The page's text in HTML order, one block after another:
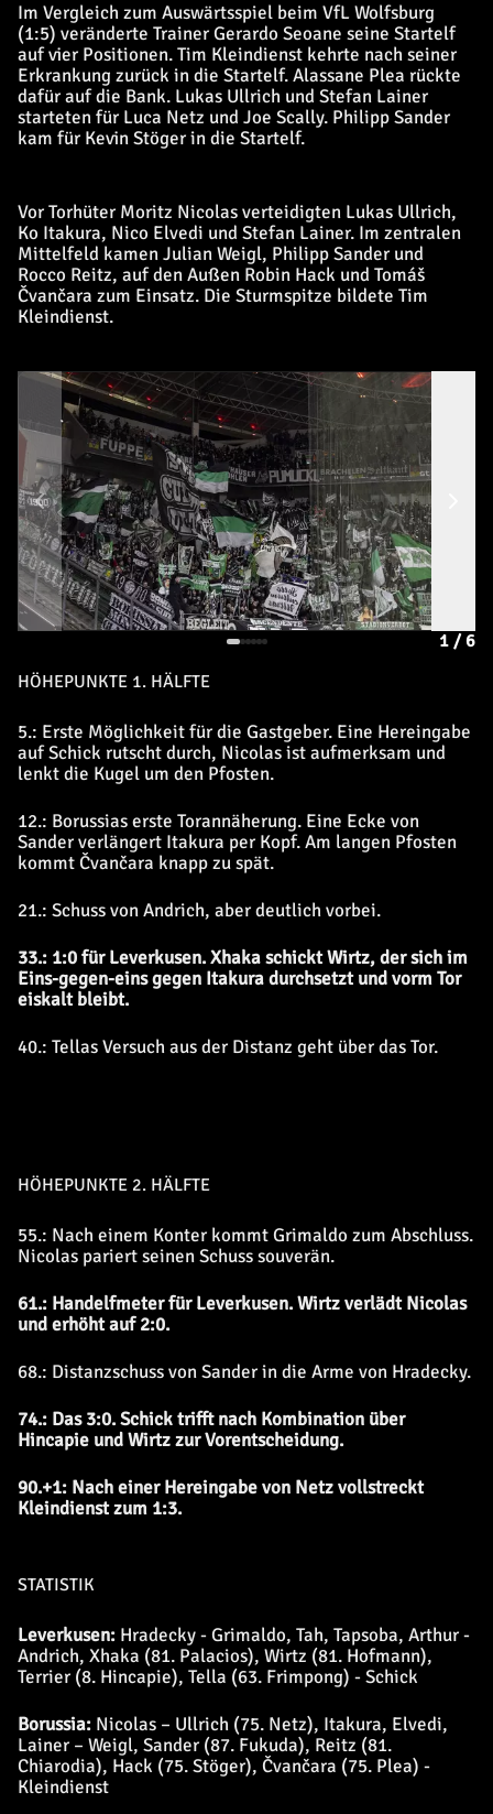
Im Vergleich zum Auswärtsspiel beim VfL Wolfsburg
(1:5) veränderte Trainer Gerardo Seoane seine Startelf
auf vier Positionen. Tim Kleindienst kehrte nach seiner
Erkrankung zurück in die Startelf. Alassane Plea rückte
dafür auf die Bank. Lukas Ullrich und Stefan Lainer
starteten für Luca Netz und Joe Scally. Philipp Sander
kam für Kevin Stöger in die Startelf.
Vor Torhüter Moritz Nicolas verteidigten Lukas Ullrich,
Ko Itakura, Nico Elvedi und Stefan Lainer. Im zentralen
Mittelfeld kamen Julian Weigl, Philipp Sander und
Rocco Reitz, auf den Außen Robin Hack und Tomáš
Čvančara zum Einsatz. Die Sturmspitze bildete Tim
Kleindienst.
1 /6
HÖHEPUNKTE 1. HÄLFTE
5.: Erste Möglichkeit für die Gastgeber. Eine Hereingabe
auf Schick rutscht durch, Nicolas ist aufmerksam und
lenkt die Kugel um den Pfosten.
12.: Borussias erste Torannäherung. Eine Ecke von
Sander verlängert Itakura per Kopf. Am langen Pfosten
kommt Čvančara knapp zu spät.
21.: Schuss von Andrich, aber deutlich vorbei.
33.: 1:0 für Leverkusen. Xhaka schickt Wirtz, der sich im
Eins-gegen-eins gegen Itakura durchsetzt und vorm Tor
eiskalt bleibt.
40.: Tellas Versuch aus der Distanz geht über das Tor.
HÖHEPUNKTE 2. HÄLFTE
55.: Nach einem Konter kommt Grimaldo zum Abschluss.
Nicolas pariert seinen Schuss souverän.
61.: Handelfmeter für Leverkusen. Wirtz verlädt Nicolas
und erhöht auf 2:0.
68.: Distanzschuss von Sander in die Arme von Hradecky.
74.: Das 3:0. Schick trifft nach Kombination über
Hincapie und Wirtz zur Vorentscheidung.
90.+1: Nach einer Hereingabe von Netz vollstreckt
Kleindienst zum 1:3.
STATISTIK
Leverkusen: Hradecky - Grimaldo, Tah, Tapsoba, Arthur -
Andrich, Xhaka (81. Palacios), Wirtz (81. Hofmann),
Terrier (8. Hincapie), Tella (63. Frimpong) - Schick
Borussia: Nicolas – Ullrich (75. Netz), Itakura, Elvedi,
Lainer – Weigl, Sander (87. Fukuda), Reitz (81.
Chiarodia), Hack (75. Stöger), Čvančara (75. Plea) -
Kleindienst